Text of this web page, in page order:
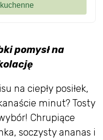
pomysł na
na ciepły posiłek,
minut? Tosty
Chrupiące
soczysty ananas i